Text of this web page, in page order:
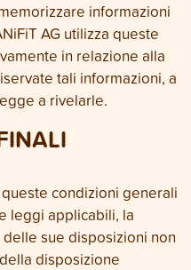
informazioni
AG utilizza queste
in relazione alla
tali informazioni, a
a rivelarle.
condizioni generali
leggi applicabili, la
sue disposizioni non
disposizione